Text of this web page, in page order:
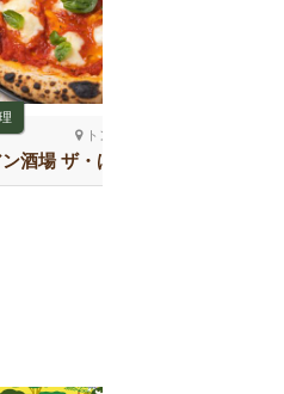
トンロー
酒場 ザ・ばー
トンロー